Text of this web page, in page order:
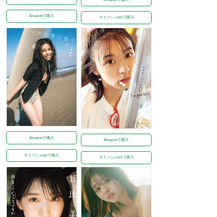
Amazonで購入 ヨドバシ.comで購入
Amazonで購入
ヨドバシ.comで購入
Amazonで購入
ヨドバシ.comで購入